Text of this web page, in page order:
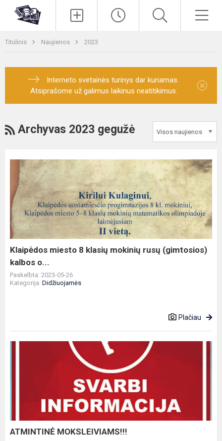
Titulinis Naujienos 2023
Interneto svetainės turinys dar kuriamas.
Atsiprašome už galimus laikinus neatitikimus.
×
RSS
Archyvas 2023 gegužė
Klaipėdos
miesto
8
klasių
mokinių
rusų
(gimtosios)
kalbos
o...
Klaipėdos miesto 8 klasių mokinių rusų (gimtosios)
kalbos o...
Paskelbta: 2023-05-26
Kategorija: Didžiuojamės
Plačiau
MOKSLEIVIAMS!!!
ATMINTINĖ MOKSLEIVIAMS!!!